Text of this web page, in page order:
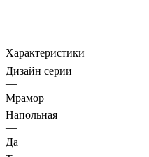
Характеристики
Дизайн серии
—
Мрамор
Напольная
—
Да